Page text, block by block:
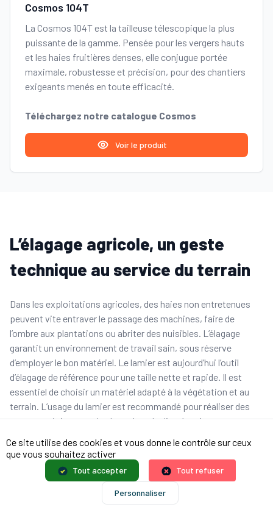
Cosmos 104T
La Cosmos 104T est la tailleuse télescopique la plus
puissante de la gamme. Pensée pour les vergers hauts
et les haies fruitières denses, elle conjugue portée
maximale, robustesse et précision, pour des chantiers
exigeants menés en toute efficacité.
Téléchargez notre catalogue Cosmos
Voir le produit
L’élagage agricole, un geste
technique au service du terrain
Dans les exploitations agricoles, des haies non entretenues
peuvent vite entraver le passage des machines, faire de
l’ombre aux plantations ou abriter des nuisibles. L’élagage
garantit un environnement de travail sain, sous réserve
d’employer le bon matériel. Le lamier est aujourd’hui l’outil
d’élagage de référence pour une taille nette et rapide. Il est
essentiel de choisir un matériel adapté à la végétation et au
terrain. L’usage du lamier est recommandé pour réaliser des
coupes précises sur des branches de diamètre important.
dispositif permet une coupe précise et rapide tout en
facilitant la cicatrisation des végétaux. Idéal pour les arbres
fruitiers, les haies denses ou le bois dur, il garantit une finition
de qualité professionnelle. Monté sur épareuse, comme le
lamier 500 de Coup’Eco, il se transforme en un outil polyvalent
Ce site utilise des cookies et vous donne le contrôle sur ceux
que vous souhaitez activer
Tout accepter Tout refuser
Personnaliser